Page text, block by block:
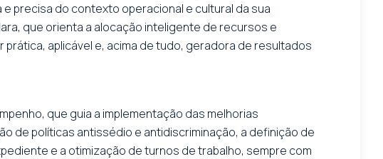
precisa do contexto operacional e cultural da sua
que orienta a alocação inteligente de recursos e
aplicável e, acima de tudo, geradora de resultados
que guia a implementação das melhorias
de políticas antissédio e antidiscriminação, a definição de
e a otimização de turnos de trabalho, sempre com